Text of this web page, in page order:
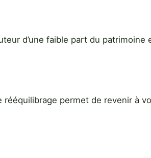
d’une faible part du
permet de revenir à